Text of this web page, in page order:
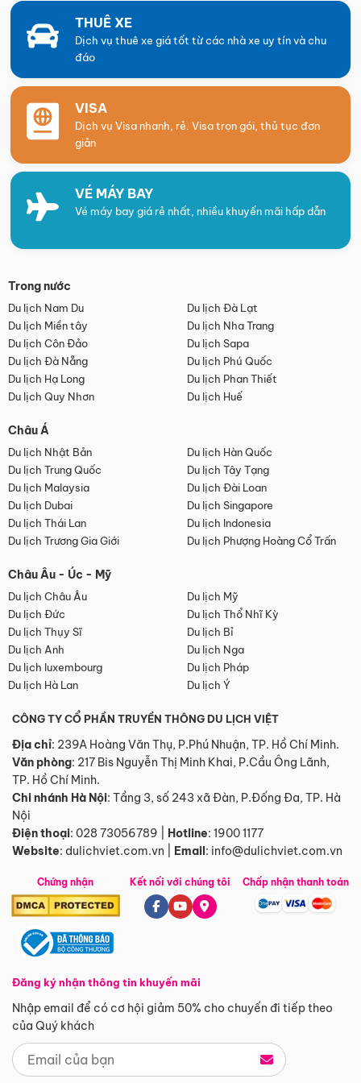
THUÊ XE
Dịch vụ thuê xe giá tốt từ các nhà xe uy tín và chu
đáo
VISA
Dịch vụ Visa nhanh, rẻ. Visa trọn gói, thủ tục đơn
giản
VÉ MÁY BAY
Vé máy bay giá rẻ nhất, nhiều khuyến mãi hấp dẫn
Trong nước
Du lịch Nam Du
Du lịch Đà Lạt
Du lịch Miền tây
Du lịch Nha Trang
Du lịch Côn Đảo
Du lịch Sapa
Du lịch Đà Nẵng
Du lịch Phú Quốc
Du lịch Hạ Long
Du lịch Phan Thiết
Du lịch Quy Nhơn
Du lịch Huế
Châu Á
Du lịch Nhật Bản
Du lịch Hàn Quốc
Du lịch Trung Quốc
Du lịch Tây Tạng
Du lịch Malaysia
Du lịch Đài Loan
Du lịch Dubai
Du lịch Singapore
Du lịch Thái Lan
Du lịch Indonesia
Du lịch Trương Gia Giới
Du lịch Phượng Hoàng Cổ Trấn
Châu Âu - Úc - Mỹ
Du lịch Châu Âu
Du lịch Mỹ
Du lịch Đức
Du lịch Thổ Nhĩ Kỳ
Du lịch Thụy Sĩ
Du lịch Bỉ
Du lịch Anh
Du lịch Nga
Du lịch luxembourg
Du lịch Pháp
Du lịch Hà Lan
Du lịch Ý
CÔNG TY CỔ PHẦN TRUYỀN THÔNG DU LỊCH VIỆT
Địa chỉ: 239A Hoàng Văn Thụ, P.Phú Nhuận, TP. Hồ Chí Minh.
Văn phòng: 217 Bis Nguyễn Thị Minh Khai, P.Cầu Ông Lãnh,
TP. Hồ Chí Minh.
Chi nhánh Hà Nội: Tầng 3, số 243 xã Đàn, P.Đống Đa, TP. Hà
Nội
Điện thoại: 028 73056789 Hotline: 1900 1177
Website: dulichviet.com.vn Email: info@dulichviet.com.vn
Chứng nhận
Đăng ký nhận thông tin khuyến mãi
Nhập email để có cơ hội giảm 50% cho chuyến đi tiếp theo
của Quý khách
Kết nối với chúng tôi Chấp nhận thanh toán